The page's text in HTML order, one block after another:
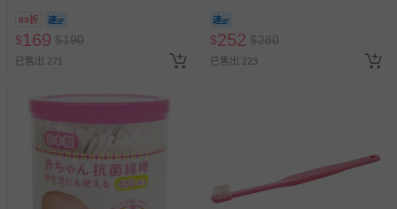
89折
$169 $190
已售出 271
$252 $280
已售出 223